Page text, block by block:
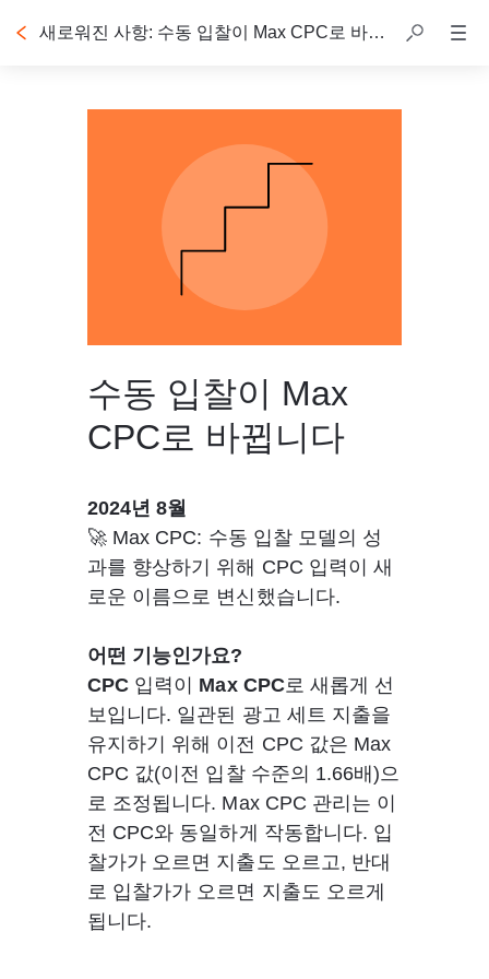
새로워진 사항: 수동 입찰이 Max CPC로 바뀝니다
수동 입찰이 Max
CPC로 바뀝니다
2024년 8월
🚀 Max CPC: 수동 입찰 모델의 성
과를 향상하기 위해 CPC 입력이 새
로운 이름으로 변신했습니다.
어떤 기능인가요?
CPC 입력이 Max CPC로 새롭게 선
보입니다. 일관된 광고 세트 지출을
유지하기 위해 이전 CPC 값은 Max
CPC 값(이전 입찰 수준의 1.66배)으
로 조정됩니다. Max CPC 관리는 이
전 CPC와 동일하게 작동합니다. 입
찰가가 오르면 지출도 오르고, 반대
로 입찰가가 오르면 지출도 오르게
됩니다.